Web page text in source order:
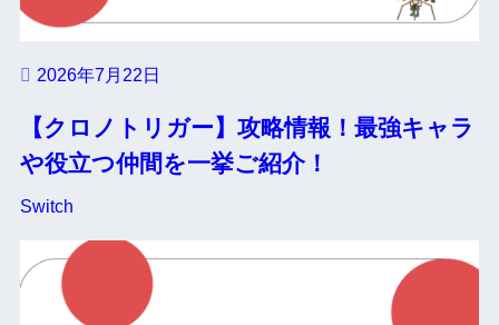
2026年7月22日
【クロノトリガー】攻略情報！最強キャラ
や役立つ仲間を一挙ご紹介！
Switch